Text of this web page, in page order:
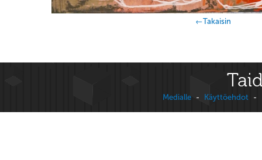
←Takaisin
Medialle - Käyttöehdot -